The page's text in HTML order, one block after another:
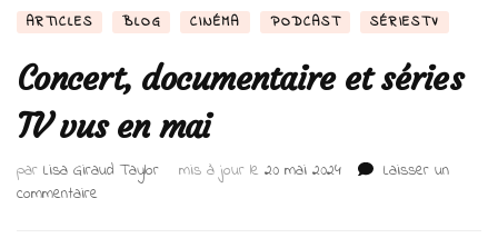
ARTICLES BLOG CINÉMA PODCAST SÉRIESTV
Concert, documentaire et séries
TV vus en mai
par Lisa Giraud Taylor mis à jour le 20 mai 2024
Laisser un
commentaire